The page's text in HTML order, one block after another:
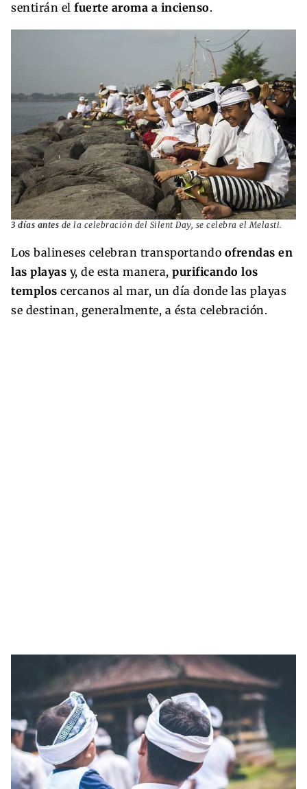
sentirán el fuerte aroma a incienso.
3 días antes de la celebración del Silent Day, se celebra el Melasti.
Los balineses celebran transportando ofrendas en
las playas y, de esta manera, purificando los
templos cercanos al mar, un día donde las playas
se destinan, generalmente, a ésta celebración.